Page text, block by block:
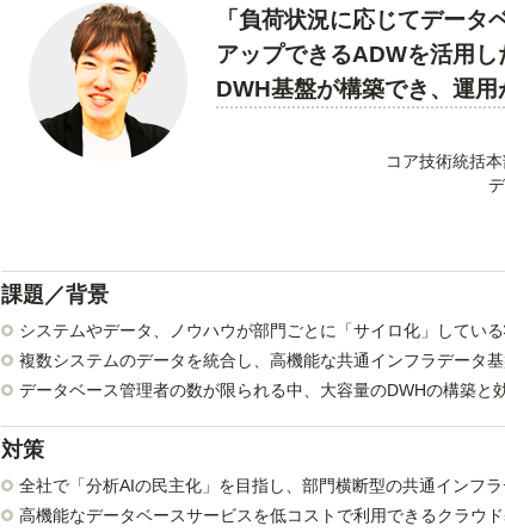
「負荷状況に応じてデー
アップできるADWを活用
DWH基盤が構築でき、運用
コア技術統括
課題／背景
システムやデータ、ノウハウが部門ごとに「サイロ化」してい
複数システムのデータを統合し、高機能な共通インフラデータ
データベース管理者の数が限られる中、大容量のDWHの構築と
対策
全社で「分析AIの民主化」を目指し、部門横断型の共通インフ
高機能なデータベースサービスを低コストで利用できるクラウ